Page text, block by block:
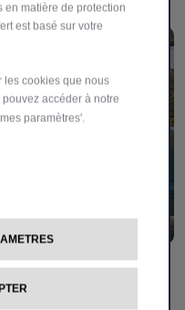
en matière de protection
est basé sur votre
les cookies que nous
accéder à notre
paramètres'.